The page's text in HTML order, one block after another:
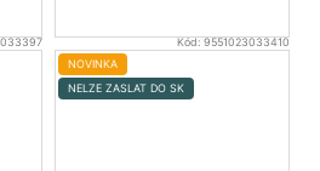
Kód:9551023033410
NOVINKA
NELZE ZASLAT DO SK